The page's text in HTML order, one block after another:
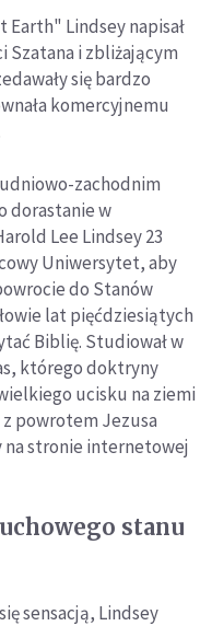
Earth" Lindsey napisał
Szatana i zbliżającym
się bardzo
komercyjnemu
zachodnim
dorastanie w
Lee Lindsey 23
Uniwersytet, aby
do Stanów
lat pięćdziesiątych
Biblię. Studiował w
którego doktryny
ucisku na ziemi
powrotem Jezusa
na stronie internetowej
stanu
sensacją, Lindsey